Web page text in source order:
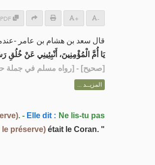
PDF + -
قال سعد بن هشام بن عامر -
يَا أُمَّ الْمُؤْمِنِينَ، أَنْبِئِينِي عَنْ
[صحيح] - [رواه مسلم في جملة
المزيــد ...
. -Elle dit : Ne lis-tu pas
préserve)était le Coran. "